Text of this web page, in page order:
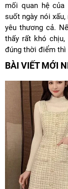
mối quan hệ
suốt ngày nói
yêu thương cả.
thấy rất khó
đúng thời điểm thì
BÀI VIẾT MỚI